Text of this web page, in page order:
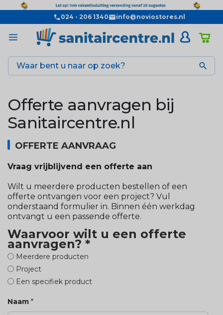
024 - 206 1340 info@noviostores.nl

Offerte aanvragen bij
Sanitaircentre.nl
OFFERTE AANVRAAG
Vraag vrijblijvend een offerte aan
Wilt u meerdere producten bestellen of een
offerte ontvangen voor een project? Vul
onderstaand formulier in. Binnen één werkdag
ontvangt u een passende offerte.
Waarvoor wilt u een offerte
aanvragen? *
Meerdere producten
Project
Een specifiek product
Naam *